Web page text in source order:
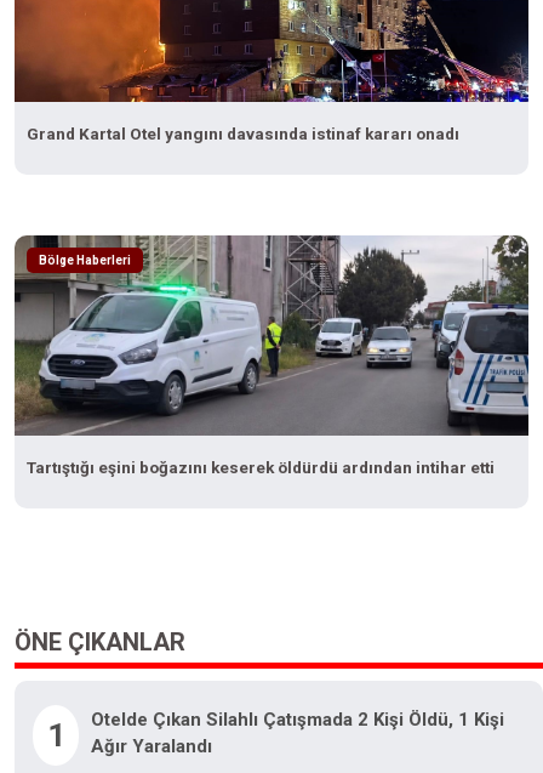
Grand Kartal Otel yangını davasında istinaf kararı onadı
Bölge Haberleri
Tartıştığı eşini boğazını keserek öldürdü ardından intihar etti
ÖNE ÇIKANLAR
1
Otelde Çıkan Silahlı Çatışmada 2 Kişi Öldü, 1 Kişi
Ağır Yaralandı